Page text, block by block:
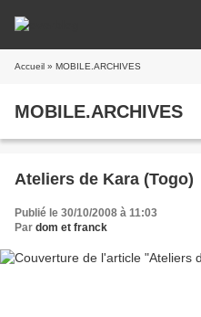
Accueil » MOBILE.ARCHIVES
MOBILE.ARCHIVES
Ateliers de Kara (Togo)
Publié le 30/10/2008 à 11:03
Par dom et franck